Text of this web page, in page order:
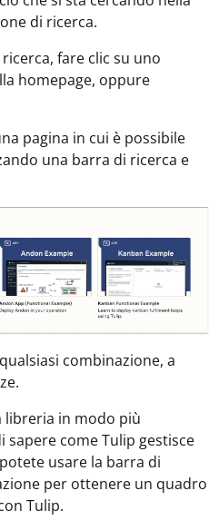
di ricerca.
fare clic su uno
homepage, oppure
pagina in cui è possibile
una barra di ricerca e
combinazione, a
libreria in modo più
sapere come Tulip gestisce
usare la barra di
per ottenere un quadro
Tulip.